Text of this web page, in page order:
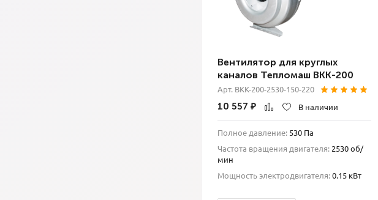
Вентилятор для круглых
каналов Тепломаш ВКК-200
Арт. ВКК-200-2530-150-220
10 557 ₽ В наличии
Полное давление: 530 Па
Частота вращения двигателя: 2530 об/
мин
Мощность электродвигателя:0.15 кВт